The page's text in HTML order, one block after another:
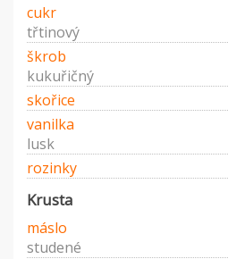
cukr
třtinový
škrob
kukuřičný
skořice
vanilka
lusk
rozinky
Krusta
máslo
studené